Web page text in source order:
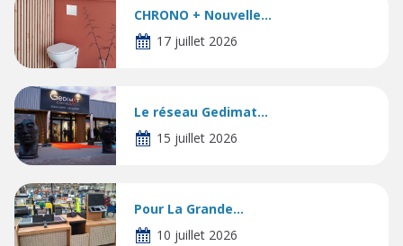
CHRONO + Nouvelle...
17 juillet 2026
Le réseau Gedimat...
15 juillet 2026
Pour La Grande...
10 juillet 2026